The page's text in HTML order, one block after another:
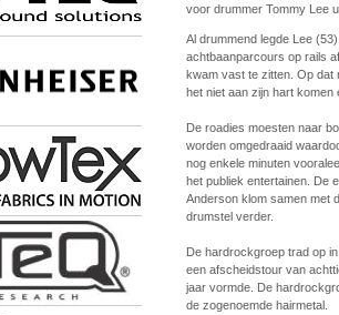
voor drummer Tommy Lee
Al drummend legde Lee
achtbaanparcours op rails
kwam vast te zitten. Op dat
het niet aan zijn hart
De roadies moesten naar
worden omgedraaid
nog enkele minuten
het publiek entertainen. De
Anderson klom samen met
drumstel verder.
De hardrockgroep trad op
een afscheidstour van
jaar vormde. De
de zogenoemde hairmetal.